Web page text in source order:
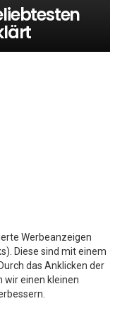
Werbeanzeigen
Diese sind mit einem
das Anklicken der
wir einen kleinen